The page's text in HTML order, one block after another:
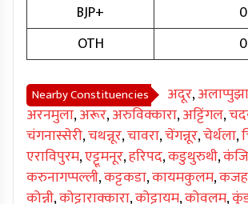
BJP+
0
OTH
0
Nearby Constituencies अदूर,अलाप्पुझा
अरनमुला,अरूर,अरुविक्कारा,अट्टिंगल,
चंगनास्सेरी,चथन्नूर,चावरा,चेंगन्नूर,चेर्थला,
एराविपुरम,एट्टूमनूर,हरिपद,कडुथुरुथी,
करुनागप्पल्ली,कट्टकडा,कायमकुलम,
कोन्नी,कोट्टाराक्कारा,कोट्टायम,कोवलम,